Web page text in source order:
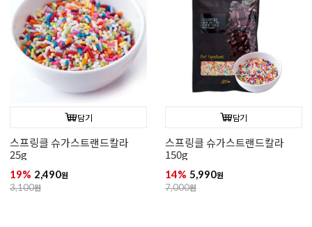
담기
스프링클 슈가스트랜드칼라
25g
19% 2,490원
3,100원
담기
스프링클 슈가스트랜드칼라
150g
14% 5,990원
7,000원